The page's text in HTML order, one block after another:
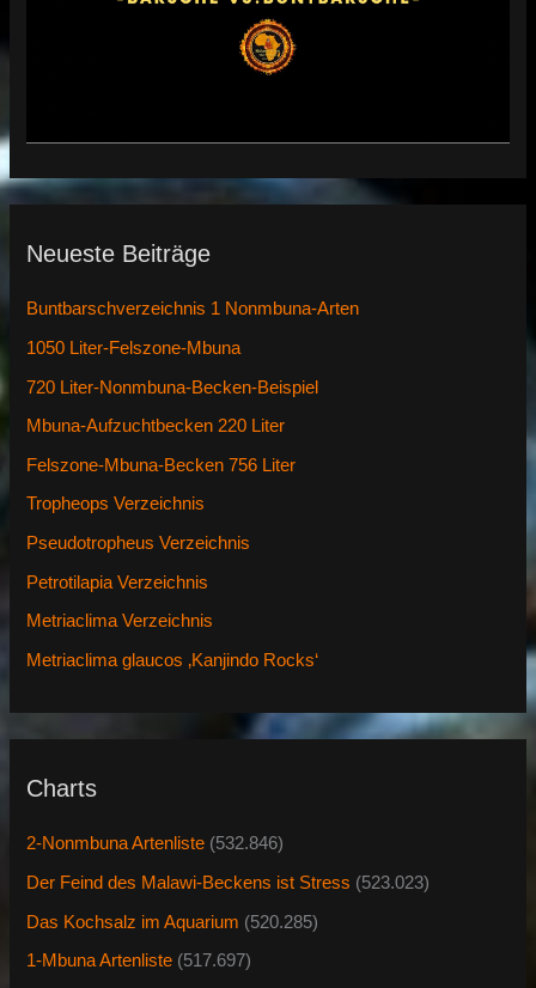
Neueste Beiträge
Buntbarschverzeichnis 1 Nonmbuna-Arten
1050 Liter-Felszone-Mbuna
720 Liter-Nonmbuna-Becken-Beispiel
Mbuna-Aufzuchtbecken 220 Liter
Felszone-Mbuna-Becken 756 Liter
Tropheops Verzeichnis
Pseudotropheus Verzeichnis
Petrotilapia Verzeichnis
Metriaclima Verzeichnis
Metriaclima glaucos ‚Kanjindo Rocks‘
Charts
2-Nonmbuna Artenliste (532.846)
Der Feind des Malawi-Beckens ist Stress (523.023)
Das Kochsalz im Aquarium (520.285)
1-Mbuna Artenliste (517.697)